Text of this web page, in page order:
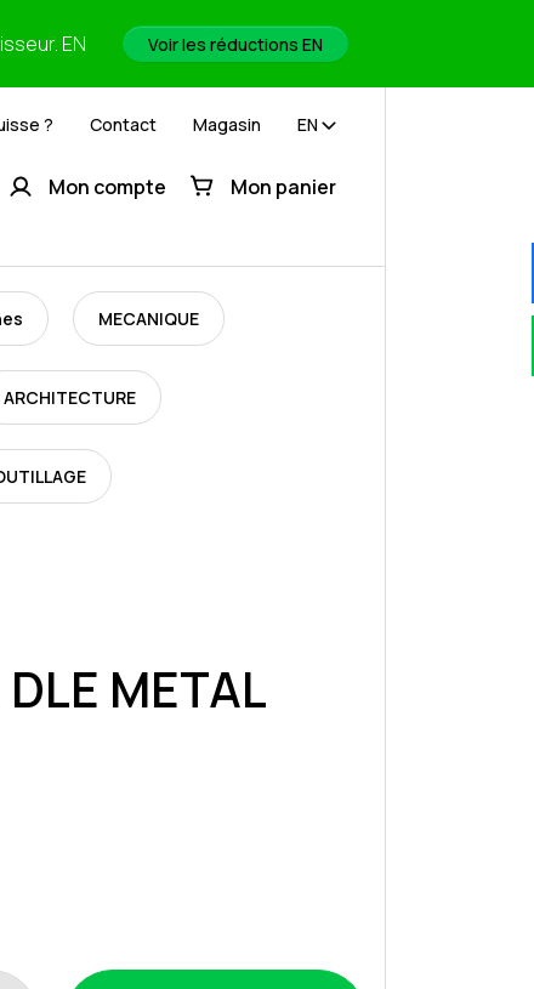
EN Voir les réductions EN
? Contact Magasin EN
Mon compte Mon panier
MECANIQUE
ARCHITECTURE
METAL